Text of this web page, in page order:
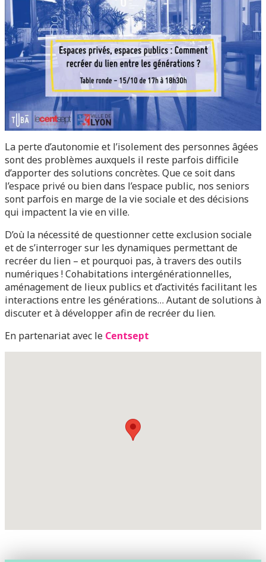
La perte d’autonomie et l’isolement des personnes âgées
sont des problèmes auxquels il reste parfois difficile
d’apporter des solutions concrètes. Que ce soit dans
l’espace privé ou bien dans l’espace public, nos seniors
sont parfois en marge de la vie sociale et des décisions
qui impactent la vie en ville.
D’où la nécessité de questionner cette exclusion sociale
et de s’interroger sur les dynamiques permettant de
recréer du lien – et pourquoi pas, à travers des outils
numériques ! Cohabitations intergénérationnelles,
aménagement de lieux publics et d’activités facilitant les
interactions entre les générations… Autant de solutions à
discuter et à développer afin de recréer du lien.
En partenariat avec le Centsept